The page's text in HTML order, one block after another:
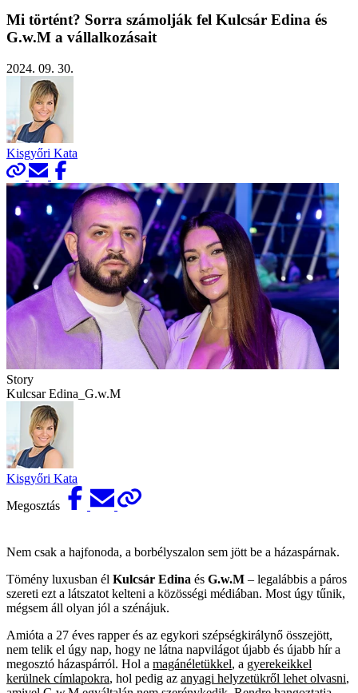
Mi történt? Sorra számolják fel Kulcsár Edina és
G.w.M a vállalkozásait
2024. 09. 30.
Kisgyőri Kata
Story
Kulcsar Edina_G.w.M
Kisgyőri Kata
Megosztás
Nem csak a hajfonoda, a borbélyszalon sem jött be a házaspárnak.
Tömény luxusban él Kulcsár Edina és G.w.M – legalábbis a páros
szereti ezt a látszatot kelteni a közösségi médiában. Most úgy tűnik,
mégsem áll olyan jól a szénájuk.
Amióta a 27 éves rapper és az egykori szépségkirálynő összejött,
nem telik el úgy nap, hogy ne látna napvilágot újabb és újabb hír a
megosztó házaspárról. Hol a magánéletükkel, a gyerekeikkel
kerülnek címlapokra, hol pedig az anyagi helyzetükről lehet olvasni,